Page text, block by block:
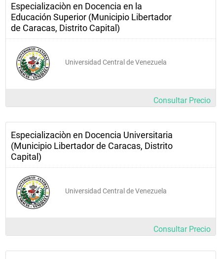
Especializaciòn en Docencia en la
Educación Superior (Municipio Libertador
de Caracas, Distrito Capital)
Universidad Central de Venezuela
Consultar Precio
Especializaciòn en Docencia Universitaria
(Municipio Libertador de Caracas, Distrito
Capital)
Universidad Central de Venezuela
Consultar Precio